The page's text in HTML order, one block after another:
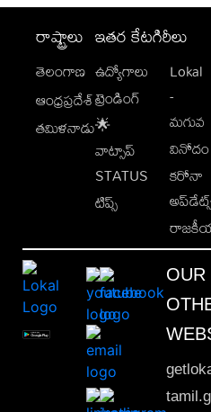
రాష్ట్రాలు
తెలంగాణ
ఆంధ్రప్రదేశ్
తమిళనాడు
ఇతర కేటగిరీలు
ఉద్యోగాలు
ట్రెండింగ్
🌟
వాట్సాప్
STATUS
టిప్స్
Lokal
-
మగువ
వినోదం
కరోనా
OUR